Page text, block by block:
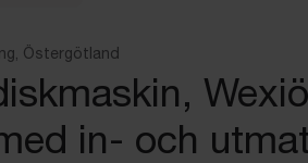
Östergötland
in- och